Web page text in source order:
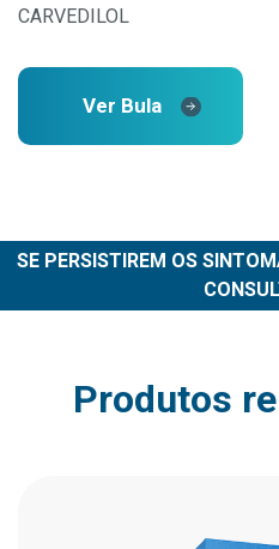
CARVEDILOL
Ver Bula
SE PERSISTIREM OS
Produtos